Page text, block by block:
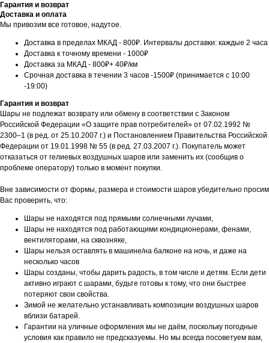
Гарантия и возврат
Доставка и оплата
Мы привозим все готовое, надутое.
Доставка в пределах МКАД - 800₽. Интервалы доставки: каждые 2 часа
Доставка к точному времени - 1000₽
Доставка за МКАД - 800₽+ 40₽/км
Срочная доставка в течении 3 часов -1500₽ (принимается с 10:00
-19:00)
Гарантия и возврат
Шары не подлежат возврату или обмену в соответствии с Законом
Российской Федерации «О защите прав потребителей» от 07.02.1992 №
2300–1 (в ред. от 25.10.2007 г.) и Постановлением Правительства Российской
Федерации от 19.01.1998 № 55 (в ред. 27.03.2007 г.). Покупатель может
отказаться от гелиевых воздушных шаров или заменить их (сообщив о
проблеме оператору) только в момент покупки.
Вне зависимости от формы, размера и стоимости шаров убедительно просим
Вас проверить, что:
Шары не находятся под прямыми солнечными лучами,
Шары не находятся под работающими кондиционерами, фенами,
вентиляторами, на сквозняке,
Шары нельзя оставлять в машине/на балконе на ночь, и даже на
несколько часов
Шары созданы, чтобы дарить радость, в том числе и детям. Если дети
активно играют с шарами, будьте готовы к тому, что они быстрее
потеряют свои свойства.
Зимой не желательно устанавливать композиции воздушных шаров
вблизи батарей.
Гарантии на уличные оформления мы не даём, поскольку погодные
условия как правило не предсказуемы. Но мы всегда посоветуем вам,